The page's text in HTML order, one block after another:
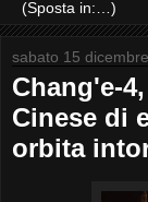
sabato 15
Chang'e-
Cinese di
orbita